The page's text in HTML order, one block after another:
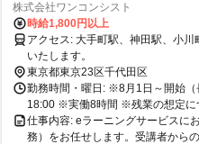
株式会社ワンコンシスト
時給1,800円以上
アクセス: 大手町駅、神田駅、小川町駅より徒歩圏内 ※詳細は就業決定後にご案内
いたします。
東京都東京23区千代田区
勤務時間・曜日: ※8月1日～開始
18:00 ※実働8時間 ※残業の想定に
仕事内容: eラーニングサービスに
務）をお任せします。受講者から